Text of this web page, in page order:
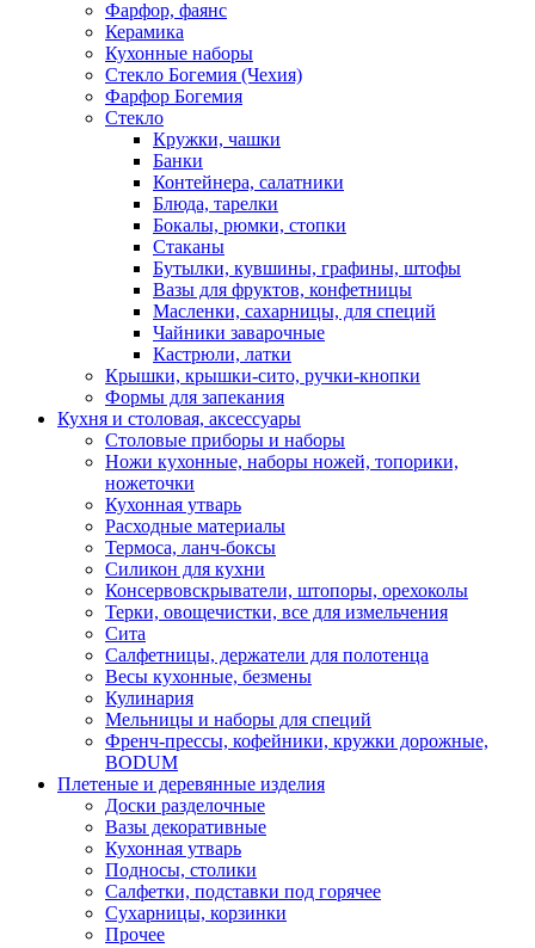
Фарфор, фаянс
Керамика
Кухонные наборы
Стекло Богемия (Чехия)
Фарфор Богемия
Стекло
Кружки, чашки
Банки
Контейнера, салатники
Блюда, тарелки
Бокалы, рюмки, стопки
Стаканы
Бутылки, кувшины, графины, штофы
Вазы для фруктов, конфетницы
Масленки, сахарницы, для специй
Чайники заварочные
Кастрюли, латки
Крышки, крышки-сито, ручки-кнопки
Формы для запекания
Кухня и столовая, аксессуары
Столовые приборы и наборы
Ножи кухонные, наборы ножей, топорики,
ножеточки
Кухонная утварь
Расходные материалы
Термоса, ланч-боксы
Силикон для кухни
Консервовскрыватели, штопоры, орехоколы
Терки, овощечистки, все для измельчения
Сита
Салфетницы, держатели для полотенца
Весы кухонные, безмены
Кулинария
Мельницы и наборы для специй
Френч-прессы, кофейники, кружки дорожные,
BODUM
Плетеные и деревянные изделия
Доски разделочные
Вазы декоративные
Кухонная утварь
Подносы, столики
Салфетки, подставки под горячее
Сухарницы, корзинки
Прочее